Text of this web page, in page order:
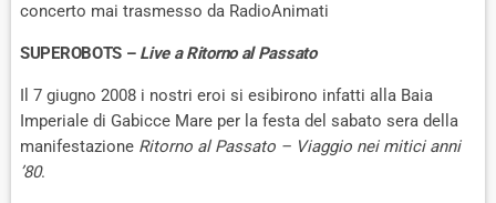
concerto mai trasmesso da RadioAnimati
SUPEROBOTS – Live a Ritorno al Passato
Il 7 giugno 2008 i nostri eroi si esibirono infatti alla Baia
Imperiale di Gabicce Mare per la festa del sabato sera della
manifestazione Ritorno al Passato – Viaggio nei mitici anni
’80.